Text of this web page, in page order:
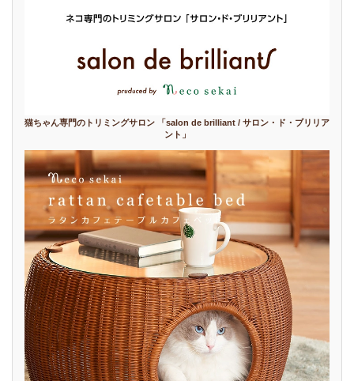
猫ちゃん専門のトリミングサロン 「salon de brilliant / サロン・ド・ブリリア
ント」